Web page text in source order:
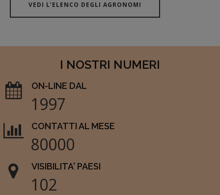
VEDI L’ELENCO DEGLI AGRONOMI
I NOSTRI NUMERI
ON-LINE DAL
1997
CONTATTI AL MESE
80000
VISIBILITA' PAESI
102